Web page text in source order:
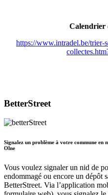
Calendrier
https://www.intradel.be/trier-
BetterStreet
Signalez un problème à votre commune en
Olne
Vous voulez signaler un nid de
endommagé ou encore un dépôt
BetterStreet. Via l’application